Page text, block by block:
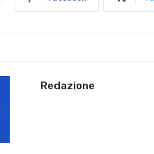
Redazione